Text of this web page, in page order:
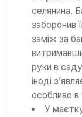
селянина.
заборонив
заміж за
руки в саду
іноді
особливо в
У